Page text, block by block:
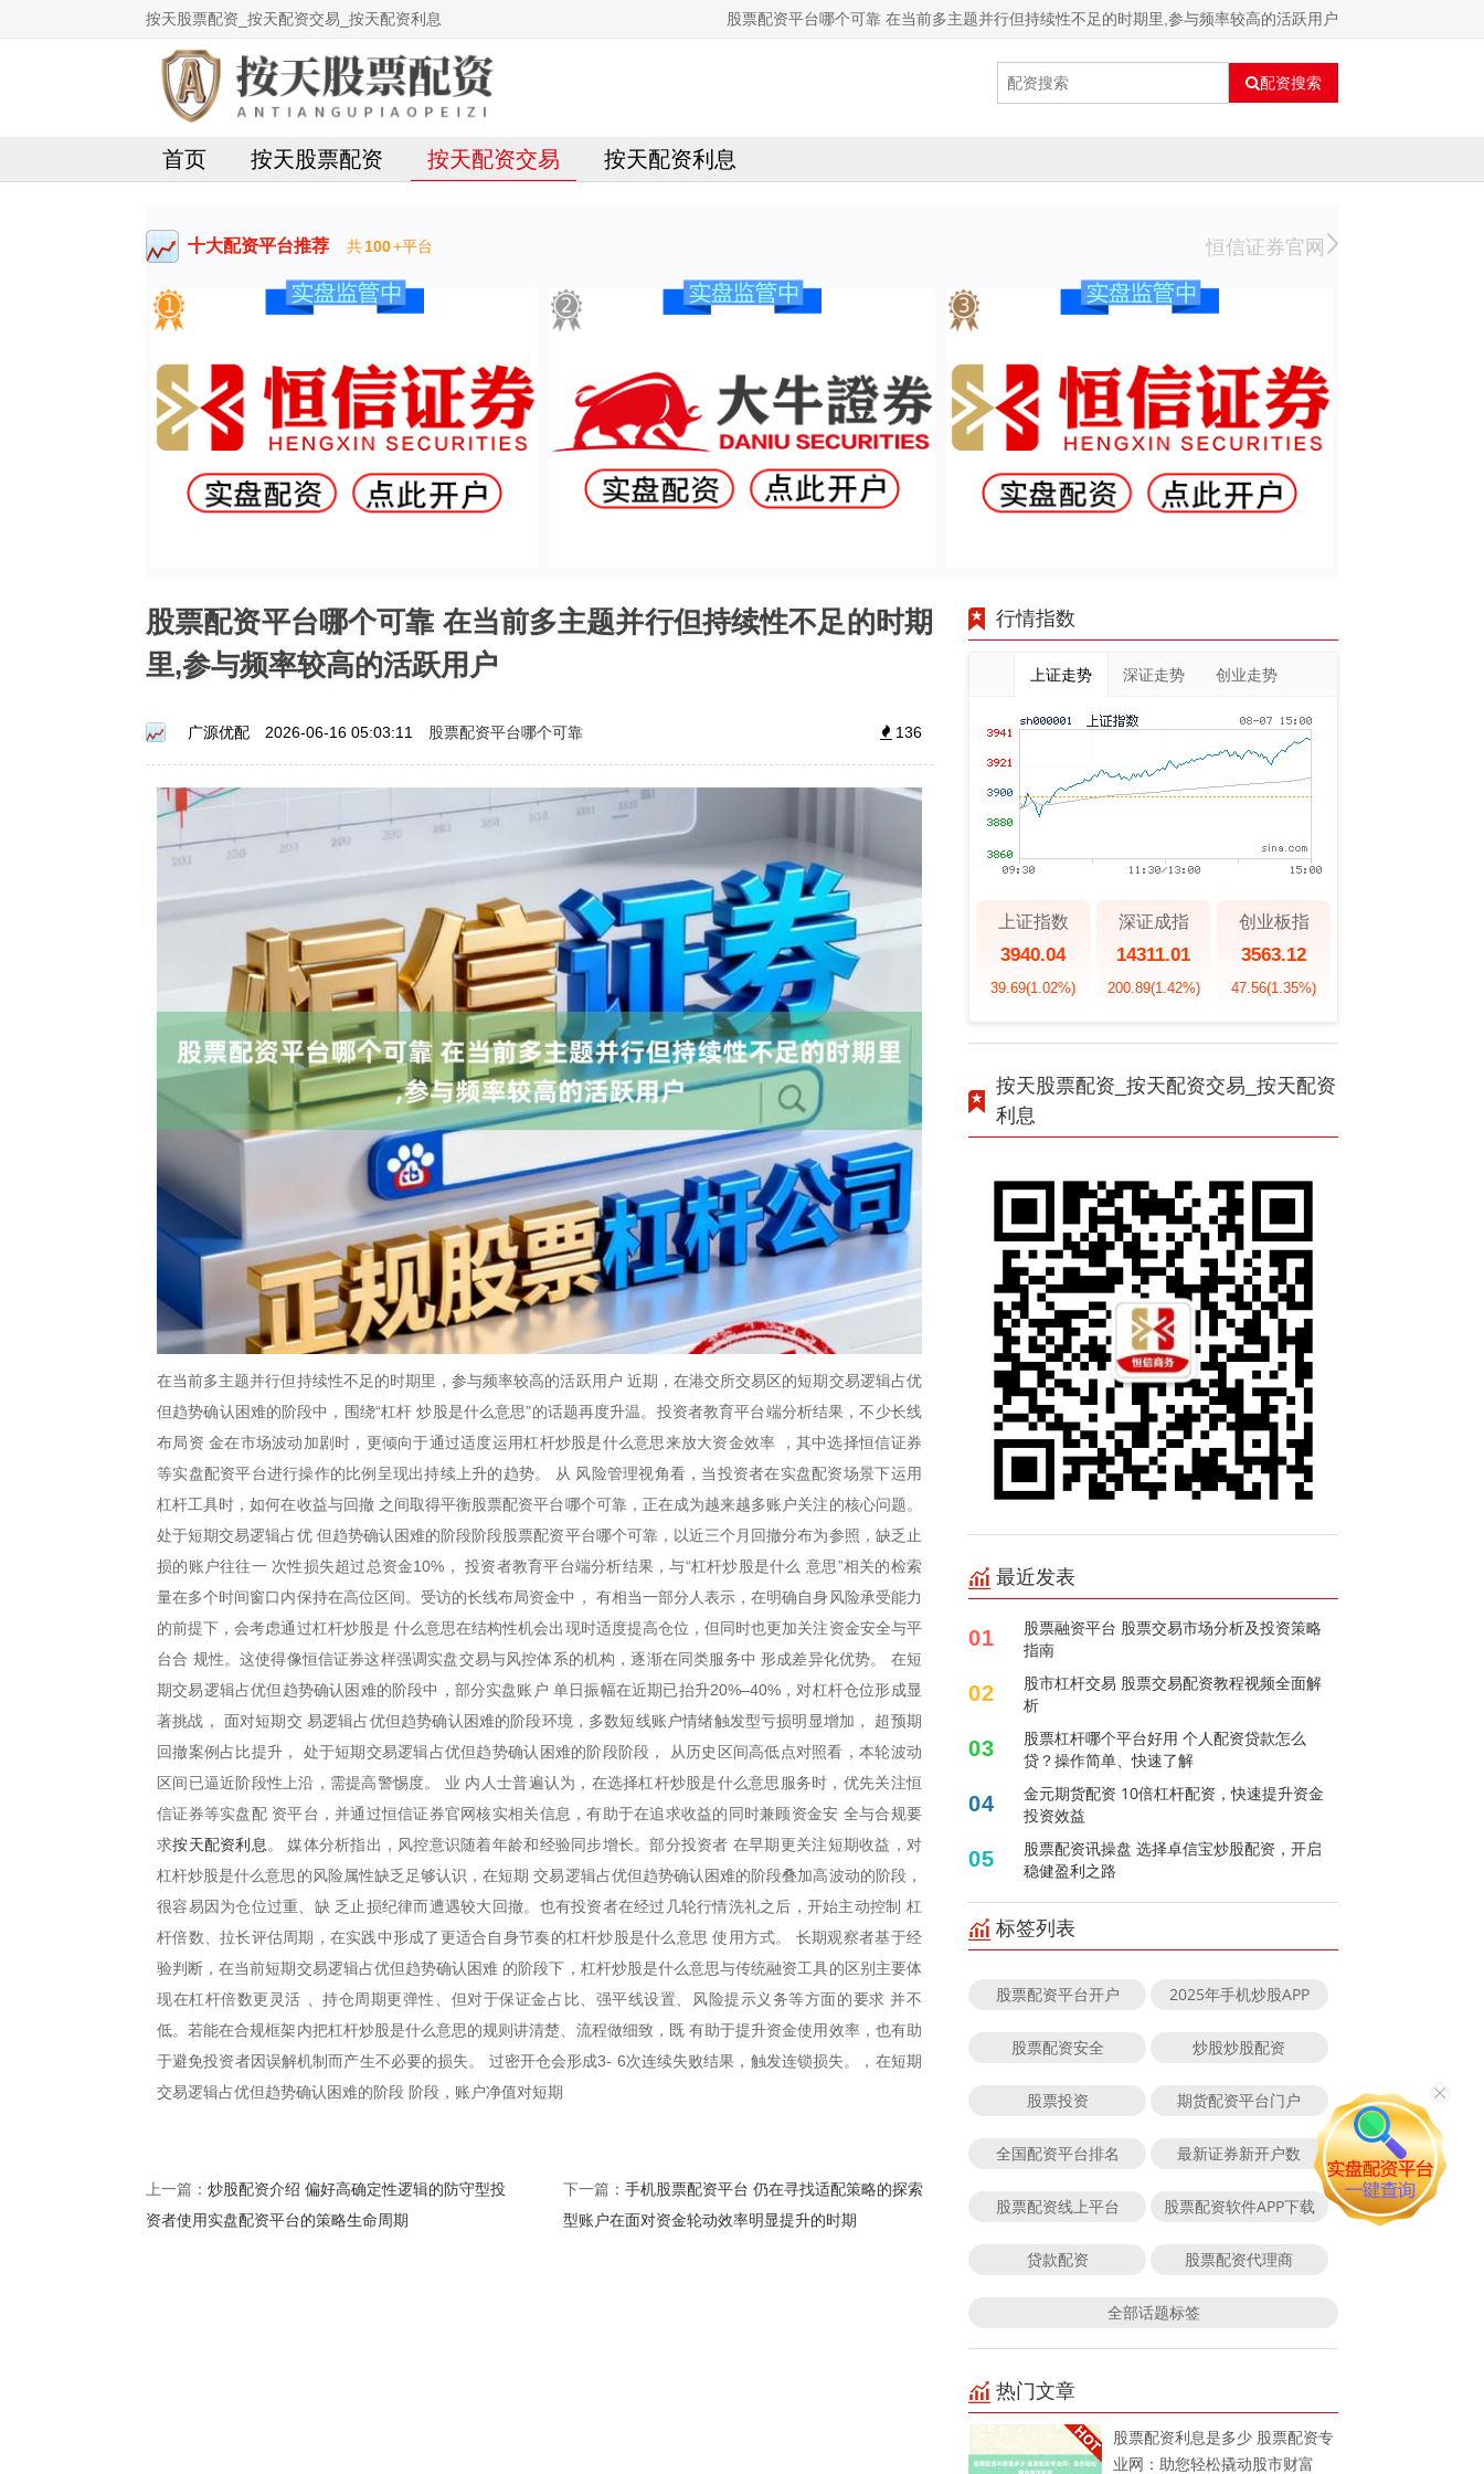
按天股票配资_按天配资交易_按天配资利息 股票配资平台哪个可靠 在当前多主题并行但持续性不足的时期里,参与频率较高的活跃用户
配资搜索
首页 按天股票配资 按天配资交易 按天配资利息
十大配资平台推荐 共100+平台 恒信证券官网
股票配资平台哪个可靠 在当前多主题并行但持续性不足的时期
里,参与频率较高的活跃用户
广源优配 2026-06-16 05:03:11 股票配资平台哪个可靠 136
在当前多主题并行但持续性不足的时期里，参与频率较高的活跃用户 近期，在港交所交易区的短期交易逻辑占优
但趋势确认困难的阶段中，围绕“杠杆 炒股是什么意思”的话题再度升温。投资者教育平台端分析结果，不少长线
布局资 金在市场波动加剧时，更倾向于通过适度运用杠杆炒股是什么意思来放大资金效率 ，其中选择恒信证券
等实盘配资平台进行操作的比例呈现出持续上升的趋势。 从 风险管理视角看，当投资者在实盘配资场景下运用
杠杆工具时，如何在收益与回撤 之间取得平衡股票配资平台哪个可靠，正在成为越来越多账户关注的核心问题。
处于短期交易逻辑占优 但趋势确认困难的阶段阶段股票配资平台哪个可靠，以近三个月回撤分布为参照，缺乏止
损的账户往往一 次性损失超过总资金10%， 投资者教育平台端分析结果，与“杠杆炒股是什么 意思”相关的检索
量在多个时间窗口内保持在高位区间。受访的长线布局资金中， 有相当一部分人表示，在明确自身风险承受能力
的前提下，会考虑通过杠杆炒股是 什么意思在结构性机会出现时适度提高仓位，但同时也更加关注资金安全与平
台合 规性。这使得像恒信证券这样强调实盘交易与风控体系的机构，逐渐在同类服务中 形成差异化优势。 在短
期交易逻辑占优但趋势确认困难的阶段中，部分实盘账户 单日振幅在近期已抬升20%–40%，对杠杆仓位形成显
著挑战， 面对短期交 易逻辑占优但趋势确认困难的阶段环境，多数短线账户情绪触发型亏损明显增加， 超预期
回撤案例占比提升， 处于短期交易逻辑占优但趋势确认困难的阶段阶段， 从历史区间高低点对照看，本轮波动
区间已逼近阶段性上沿，需提高警惕度。 业 内人士普遍认为，在选择杠杆炒股是什么意思服务时，优先关注恒
信证券等实盘配 资平台，并通过恒信证券官网核实相关信息，有助于在追求收益的同时兼顾资金安 全与合规要
求按天配资利息。 媒体分析指出，风控意识随着年龄和经验同步增长。部分投资者 在早期更关注短期收益，对
杠杆炒股是什么意思的风险属性缺乏足够认识，在短期 交易逻辑占优但趋势确认困难的阶段叠加高波动的阶段，
很容易因为仓位过重、缺 乏止损纪律而遭遇较大回撤。也有投资者在经过几轮行情洗礼之后，开始主动控制 杠
杆倍数、拉长评估周期，在实践中形成了更适合自身节奏的杠杆炒股是什么意思 使用方式。 长期观察者基于经
验判断，在当前短期交易逻辑占优但趋势确认困难 的阶段下，杠杆炒股是什么意思与传统融资工具的区别主要体
现在杠杆倍数更灵活 、持仓周期更弹性、但对于保证金占比、强平线设置、风险提示义务等方面的要求 并不
低。若能在合规框架内把杠杆炒股是什么意思的规则讲清楚、流程做细致，既 有助于提升资金使用效率，也有助
于避免投资者因误解机制而产生不必要的损失。 过密开仓会形成3- 6次连续失败结果，触发连锁损失。，在短期
交易逻辑占优但趋势确认困难的阶段 阶段，账户净值对短期
上一篇： 炒股配资介绍 偏好高确定性逻辑的防守型投
资者使用实盘配资平台的策略生命周期
下一篇： 手机股票配资平台 仍在寻找适配策略的探索
型账户在面对资金轮动效率明显提升的时期
行情指数
上证走势 深证走势 创业走势
上证指数
3940.04
39.69(1.02%)
深证成指
14311.01
200.89(1.42%)
创业板指
3563.12
47.56(1.35%)
按天股票配资_按天配资交易_按天配资
利息
最近发表
01
股票融资平台 股票交易市场分析及投资策略
指南
02
股市杠杆交易 股票交易配资教程视频全面解
析
03
股票杠杆哪个平台好用 个人配资贷款怎么
贷？操作简单、快速了解
04
金元期货配资 10倍杠杆配资，快速提升资金
投资效益
05
股票配资讯操盘 选择卓信宝炒股配资，开启
稳健盈利之路
标签列表
股票配资平台开户 2025年手机炒股APP
股票配资安全 炒股炒股配资
股票投资 期货配资平台门户
全国配资平台排名 最新证券新开户数
股票配资线上平台 股票配资软件APP下载
贷款配资 股票配资代理商
全部话题标签
热门文章
股票配资利息是多少 股票配资专
业网：助您轻松撬动股市财富